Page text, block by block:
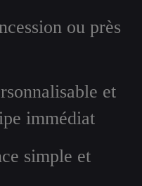
ou près
et
immédiat
simple et